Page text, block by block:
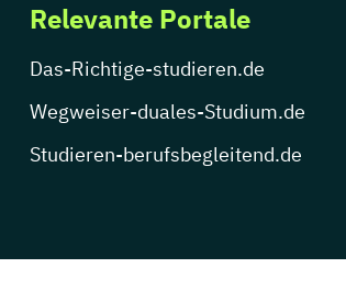
Relevante Portale
Das-Richtige-studieren.de
Wegweiser-duales-Studium.de
Studieren-berufsbegleitend.de